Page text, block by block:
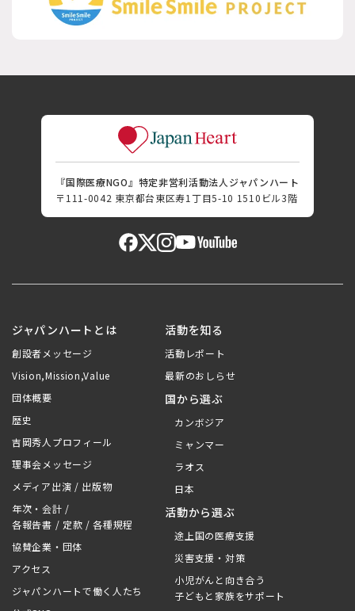
『国際医療NGO』特定非営利活動法人ジャパンハート
〒111-0042 東京都台東区寿1丁目5-10 1510ビル3階
ジャパンハートとは
創設者メッセージ
Vision,Mission,Value
団体概要
歴史
吉岡秀人プロフィール
理事会メッセージ
メディア出演 / 出版物
年次・会計 /
各報告書 / 定款 / 各種規程
協賛企業・団体
アクセス
ジャパンハートで働く人たち
活動を知る
活動レポート
最新のおしらせ
国から選ぶ
カンボジア
ミャンマー
ラオス
日本
活動から選ぶ
途上国の医療支援
災害支援・対策
小児がんと向き合う
子どもと家族をサポート